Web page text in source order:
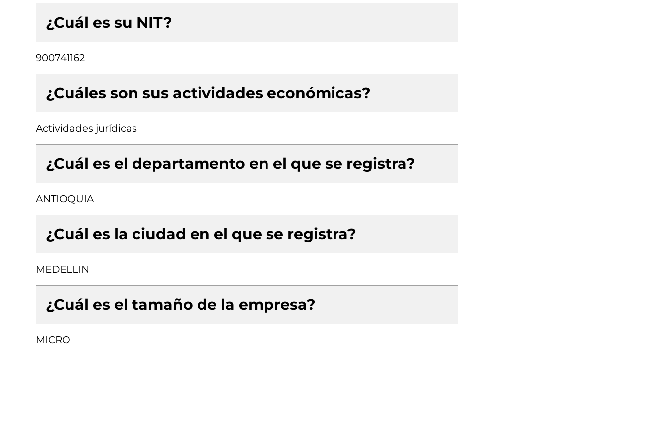
¿Cuál es su NIT?
900741162
¿Cuáles son sus actividades económicas?
Actividades jurídicas
¿Cuál es el departamento en el que se registra?
ANTIOQUIA
¿Cuál es la ciudad en el que se registra?
MEDELLIN
¿Cuál es el tamaño de la empresa?
MICRO